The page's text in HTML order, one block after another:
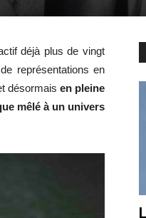
déjà plus de vingt
représentations en
désormais en pleine
mêlé à un univers